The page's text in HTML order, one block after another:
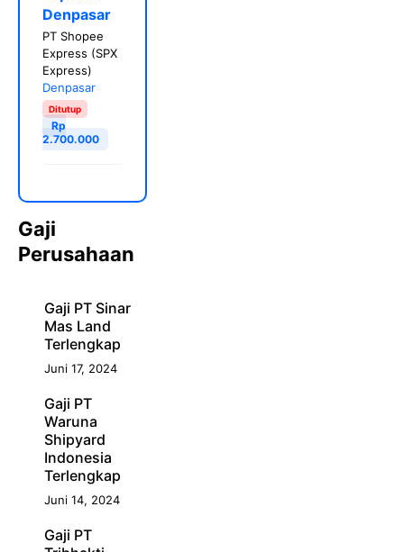
Denpasar
PT Shopee
Express (SPX
Express)
Denpasar
Ditutup
Rp
2.700.000
Gaji
Perusahaan
Gaji PT Sinar
Mas Land
Terlengkap
Juni 17, 2024
Gaji PT
Waruna
Shipyard
Indonesia
Terlengkap
Juni 14, 2024
Gaji PT